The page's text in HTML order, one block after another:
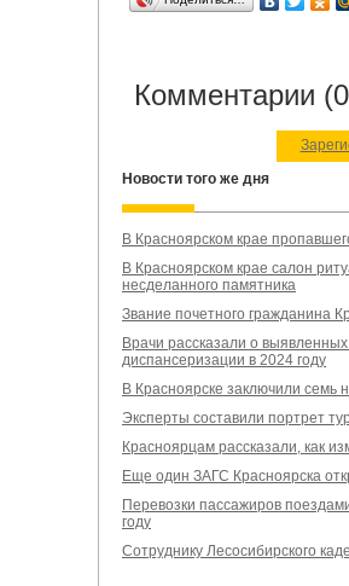
Комментарии
Новости того же дня
В Красноярском крае
В Красноярском крае салон
несделанного памятника
Звание почетного гражданина
Врачи рассказали о
диспансеризации в 2024 году
В Красноярске заключили семь
Эксперты составили портрет
Красноярцам рассказали, как
Еще один ЗАГС Красноярска
Перевозки пассажиров
году
Сотруднику Лесосибирского